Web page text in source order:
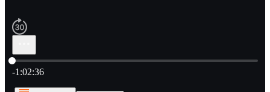
Hora atual: 0:00 / Tempo total: -1:02:36
-1:02:36